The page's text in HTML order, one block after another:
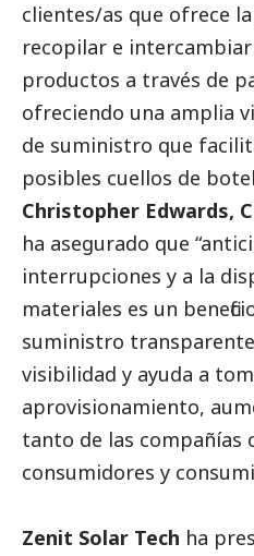
clientes/as que ofrece
recopilar e
productos a través de
ofreciendo una amplia
de suministro que
posibles cuellos de
Christopher Edwards,
ha asegurado que
interrupciones y a la
materiales es un
suministro
visibilidad y ayuda a
aprovisionamiento,
tanto de las compañías
consumidores y
Zenit Solar Tech ha